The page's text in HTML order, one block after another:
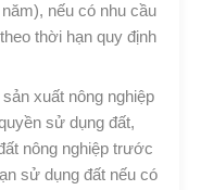
nếu có nhu cầu
thời hạn quy định
xuất nông nghiệp
sử dụng đất,
nông nghiệp trước
sử dụng đất nếu có